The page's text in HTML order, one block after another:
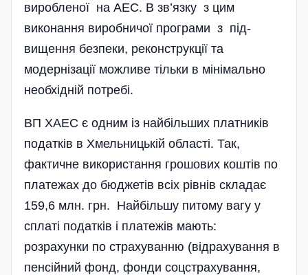
виробленої на АЕС. В зв’язку з цим
виконання виробничої програми з під­
вищення безпеки, реконструкції та
модернізації можливе тільки в мінімально
необхідній потребі.
ВП ХАЕС є одним із найбільших платників
податків в Хмельницькій області. Так,
фактичне використання грошових коштів по
платежах до бюджетів всіх рівнів складає
159,6 млн. грн. Найбільшу питому вагу у
сплаті податків і платежів мають:
розрахунки по страхуванню (відрахування в
пенсійний фонд, фонди соцстрахування,